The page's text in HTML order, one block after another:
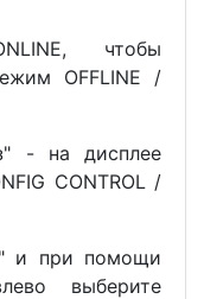
чтобы
OFFLINE /
- на дисплее
CONTROL /
и при помощи
выберите